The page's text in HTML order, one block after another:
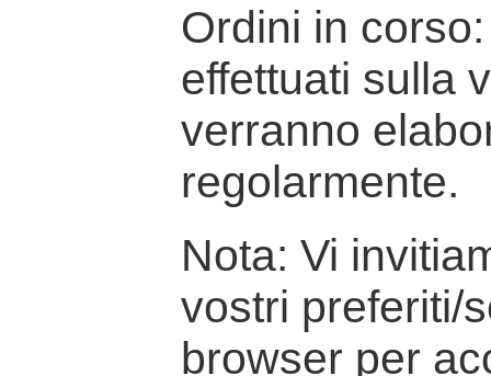
Ordini in
effettuati sulla
verranno
regolarmente.
Nota: Vi
vostri preferiti/
browser per